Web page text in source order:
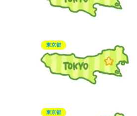
東京都
東京都